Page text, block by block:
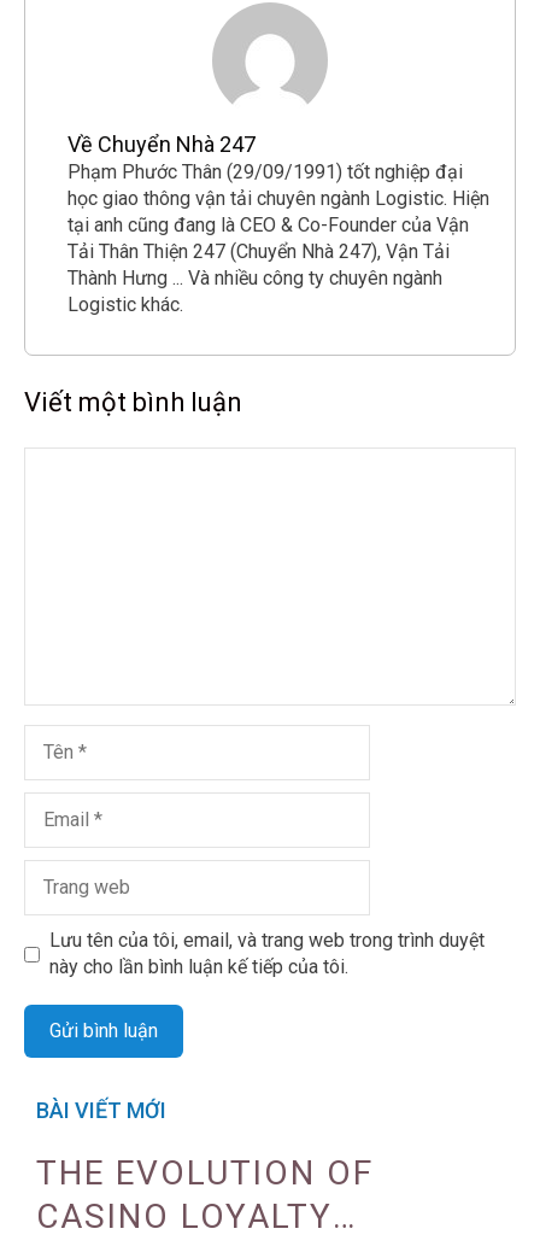
Về Chuyển Nhà 247
Phạm Phước Thân (29/09/1991) tốt nghiệp đại
học giao thông vận tải chuyên ngành Logistic. Hiện
tại anh cũng đang là CEO & Co-Founder của Vận
Tải Thân Thiện 247 (Chuyển Nhà 247), Vận Tải
Thành Hưng ... Và nhiều công ty chuyên ngành
Logistic khác.
Viết một bình luận
Lưu tên của tôi, email, và trang web trong trình duyệt
này cho lần bình luận kế tiếp của tôi.
BÀI VIẾT MỚI
THE EVOLUTION OF
CASINO LOYALTY